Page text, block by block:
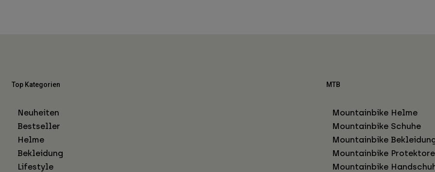
Top Kategorien
Neuheiten
Bestseller
Helme
Bekleidung
Lifestyle
MTB
Mountainbike Helme
Mountainbike Schuhe
Mountainbike
Mountainbike
Mountainbike